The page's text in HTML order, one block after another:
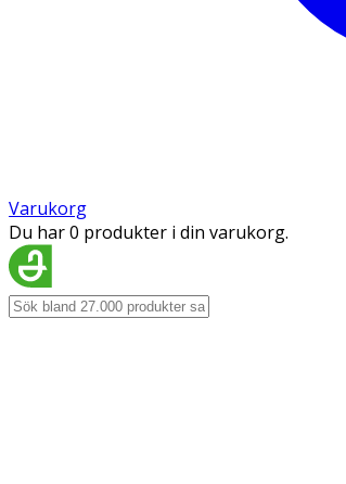
Varukorg
Du har 0 produkter i din varukorg.